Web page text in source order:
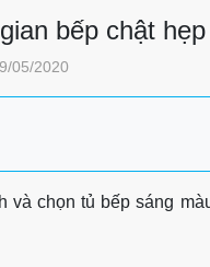
bếp chật hẹp
05/2020
và chọn tủ bếp sáng